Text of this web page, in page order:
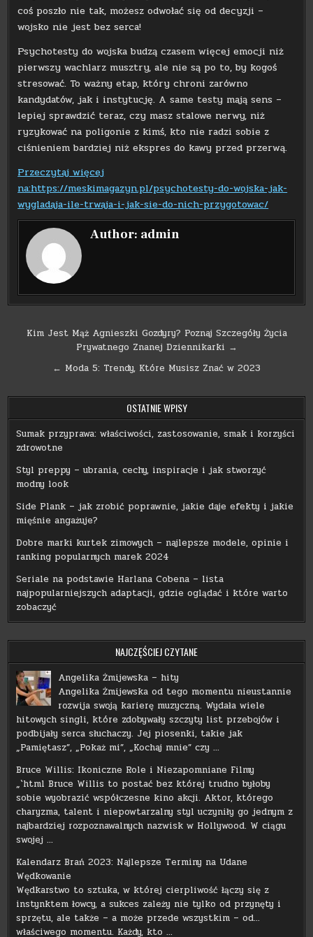
coś poszło nie tak, możesz odwołać się od decyzji –
wojsko nie jest bez serca!
Psychotesty do wojska budzą czasem więcej emocji niż
pierwszy wachlarz musztry, ale nie są po to, by kogoś
stresować. To ważny etap, który chroni zarówno
kandydatów, jak i instytucję. A same testy mają sens –
lepiej sprawdzić teraz, czy masz stalowe nerwy, niż
ryzykować na poligonie z kimś, kto nie radzi sobie z
ciśnieniem bardziej niż ekspres do kawy przed przerwą.
Przeczytaj więcej
na:https://meskimagazyn.pl/psychotesty-do-wojska-jak-
wygladaja-ile-trwaja-i-jak-sie-do-nich-przygotowac/
Author: admin
Nawigacja
Kim Jest Mąż Agnieszki Gozdyry? Poznaj Szczegóły Życia
Prywatnego Znanej Dziennikarki →
← Moda 5: Trendy, Które Musisz Znać w 2023
OSTATNIE WPISY
Sumak przyprawa: właściwości, zastosowanie, smak i korzyści
zdrowotne
Styl preppy – ubrania, cechy, inspiracje i jak stworzyć
modny look
Side Plank – jak zrobić poprawnie, jakie daje efekty i jakie
mięśnie angażuje?
Dobre marki kurtek zimowych – najlepsze modele, opinie i
ranking popularnych marek 2024
Seriale na podstawie Harlana Cobena – lista
najpopularniejszych adaptacji, gdzie oglądać i które warto
zobaczyć
NAJCZĘŚCIEJ CZYTANE
Angelika Żmijewska – hity
Angelika Żmijewska od tego momentu nieustannie
rozwija swoją karierę muzyczną. Wydała wiele
hitowych singli, które zdobywały szczyty list przebojów i
podbijały serca słuchaczy. Jej piosenki, takie jak
„Pamiętasz”, „Pokaż mi”, „Kochaj mnie” czy …
Bruce Willis: Ikoniczne Role i Niezapomniane Filmy
„`html Bruce Willis to postać bez której trudno byłoby
sobie wyobrazić współczesne kino akcji. Aktor, którego
charyzma, talent i niepowtarzalny styl uczyniły go jednym z
najbardziej rozpoznawalnych nazwisk w Hollywood. W ciągu
swojej …
Kalendarz Brań 2023: Najlepsze Terminy na Udane
Wędkowanie
Wędkarstwo to sztuka, w której cierpliwość łączy się z
instynktem łowcy, a sukces zależy nie tylko od przynęty i
sprzętu, ale także – a może przede wszystkim – od…
właściwego momentu. Każdy, kto …